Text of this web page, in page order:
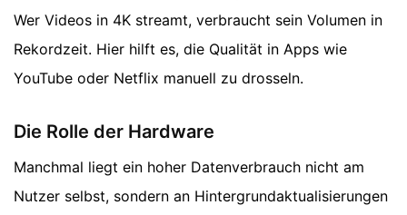
Wer Videos in 4K streamt, verbraucht sein Volumen in
Rekordzeit. Hier hilft es, die Qualität in Apps wie
YouTube oder Netflix manuell zu drosseln.
Die Rolle der Hardware
Manchmal liegt ein hoher Datenverbrauch nicht am
Nutzer selbst, sondern an Hintergrundaktualisierungen